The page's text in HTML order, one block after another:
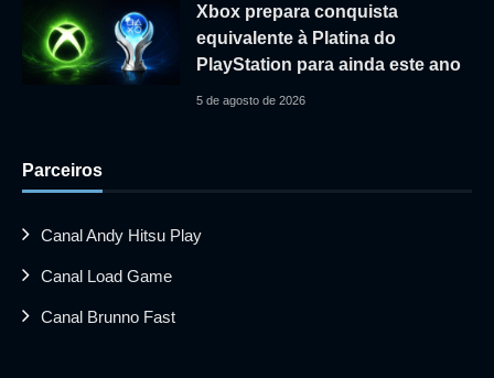
Xbox prepara conquista
equivalente à Platina do
PlayStation para ainda este ano
5 de agosto de 2026
Parceiros
Canal Andy Hitsu Play
Canal Load Game
Canal Brunno Fast